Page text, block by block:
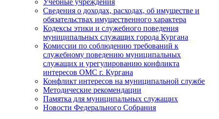
Сведения о доходах, расходах, об имуществе и
обязательствах имущественного характера
Кодексы этики и служебного поведения
муниципальных служащих города Кургана
Комиссии по соблюдению требований к
служебному поведению муниципальных
служащих и урегулированию конфликта
интересов ОМС г. Кургана
Конфликт интересов на муниципальной службе
Методические рекомендации
Памятка для муниципальных служащих
Новости Федерального Cобрания